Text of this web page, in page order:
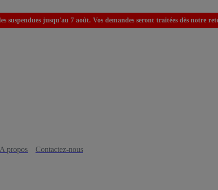
suspendues jusqu'au 7 août. Vos demandes seront traitées dès notre
A propos Contactez-nous